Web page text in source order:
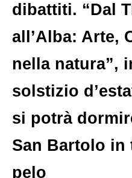
dibattiti. “Dal
all’Alba: Arte,
nella natura”,
solstizio
si potrà
San Bartolo in
pelo